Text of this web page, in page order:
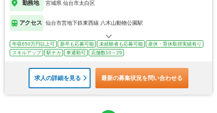
勤務地 宮城県 仙台市太白区
アクセス 仙台市営地下鉄東西線 八木山動物公園駅
年収650万円以上可 新卒も応募可能 未経験者も応募可能
産休・育休取得実績有り
スキルアップ
駅チカ 車通勤可 店舗数10～29
求人の詳細を見る 最新の募集状況を問い合わせる